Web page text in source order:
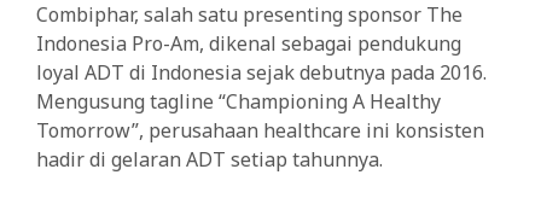
Combiphar, salah satu presenting sponsor The
Indonesia Pro-Am, dikenal sebagai pendukung
loyal ADT di Indonesia sejak debutnya pada 2016.
Mengusung tagline “Championing A Healthy
Tomorrow”, perusahaan healthcare ini konsisten
hadir di gelaran ADT setiap tahunnya.